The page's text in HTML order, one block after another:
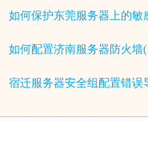
如何保护东莞服务器上的敏
如何配置济南服务器防火墙
宿迁服务器安全组配置错误